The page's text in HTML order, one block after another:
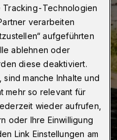
Tracking-Technologien
verarbeiten
aufgeführten
ablehnen oder
diese deaktiviert.
manche Inhalte und
mehr so relevant für
wieder aufrufen,
oder Ihre Einwilligung
Link Einstellungen am